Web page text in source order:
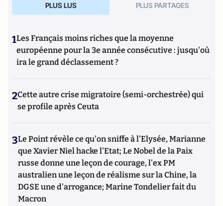
PLUS LUS PLUS PARTAGES
1Les Français moins riches que la moyenne
européenne pour la 3e année consécutive : jusqu'où
ira le grand déclassement ?
2Cette autre crise migratoire (semi-orchestrée) qui
se profile après Ceuta
3Le Point révèle ce qu'on sniffe à l'Elysée, Marianne
que Xavier Niel hacke l'Etat; Le Nobel de la Paix
russe donne une leçon de courage, l'ex PM
australien une leçon de réalisme sur la Chine, la
DGSE une d'arrogance; Marine Tondelier fait du
Macron